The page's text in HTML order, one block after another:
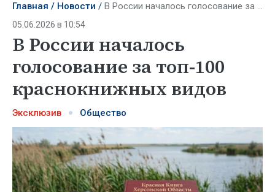
Главная Новости В России началось голосование за топ-100 краснокнижных видов
05.06.2026 в 10:54
В России началось
голосование за топ-100
краснокнижных видов
Эксклюзив Общество